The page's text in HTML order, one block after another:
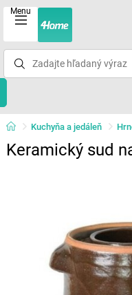
Menu
Kuchyňa a jedáleň
Keramický sud